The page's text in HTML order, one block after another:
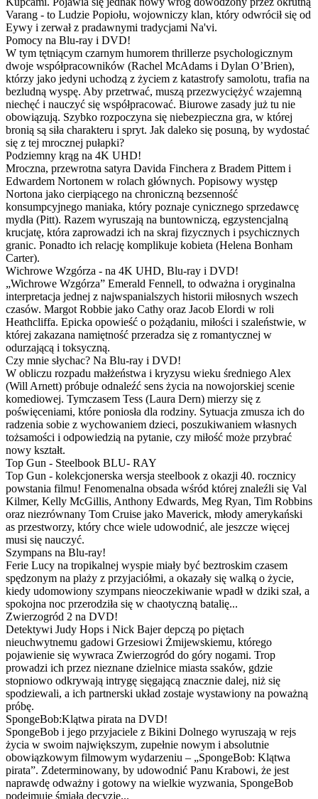
Varang - to Ludzie Popiołu, wojowniczy klan, który odwrócił się od
Eywy i zerwał z pradawnymi tradycjami Na'vi.
Pomocy na Blu-ray i DVD!
W tym tętniącym czarnym humorem thrillerze psychologicznym
dwoje współpracowników (Rachel McAdams i Dylan O’Brien),
którzy jako jedyni uchodzą z życiem z katastrofy samolotu, trafia na
bezludną wyspę. Aby przetrwać, muszą przezwyciężyć wzajemną
niechęć i nauczyć się współpracować. Biurowe zasady już tu nie
obowiązują. Szybko rozpoczyna się niebezpieczna gra, w której
bronią są siła charakteru i spryt. Jak daleko się posuną, by wydostać
się z tej mrocznej pułapki?
Podziemny krąg na 4K UHD!
Mroczna, przewrotna satyra Davida Finchera z Bradem Pittem i
Edwardem Nortonem w rolach głównych. Popisowy występ
Nortona jako cierpiącego na chroniczną bezsenność
konsumpcyjnego maniaka, który poznaje cynicznego sprzedawcę
mydła (Pitt). Razem wyruszają na buntowniczą, egzystencjalną
krucjatę, która zaprowadzi ich na skraj fizycznych i psychicznych
granic. Ponadto ich relację komplikuje kobieta (Helena Bonham
Carter).
Wichrowe Wzgórza - na 4K UHD, Blu-ray i DVD!
„Wichrowe Wzgórza” Emerald Fennell, to odważna i oryginalna
interpretacja jednej z najwspanialszych historii miłosnych wszech
czasów. Margot Robbie jako Cathy oraz Jacob Elordi w roli
Heathcliffa. Epicka opowieść o pożądaniu, miłości i szaleństwie, w
której zakazana namiętność przeradza się z romantycznej w
odurzającą i toksyczną.
Czy mnie słychac? Na Blu-ray i DVD!
W obliczu rozpadu małżeństwa i kryzysu wieku średniego Alex
(Will Arnett) próbuje odnaleźć sens życia na nowojorskiej scenie
komediowej. Tymczasem Tess (Laura Dern) mierzy się z
poświęceniami, które poniosła dla rodziny. Sytuacja zmusza ich do
radzenia sobie z wychowaniem dzieci, poszukiwaniem własnych
tożsamości i odpowiedzią na pytanie, czy miłość może przybrać
nowy kształt.
Top Gun - Steelbook BLU- RAY
Top Gun - kolekcjonerska wersja steelbook z okazji 40. rocznicy
powstania filmu! Fenomenalna obsada wśród której znaleźli się Val
Kilmer, Kelly McGillis, Anthony Edwards, Meg Ryan, Tim Robbins
oraz niezrównany Tom Cruise jako Maverick, młody amerykański
as przestworzy, który chce wiele udowodnić, ale jeszcze więcej
musi się nauczyć.
Szympans na Blu-ray!
Ferie Lucy na tropikalnej wyspie miały być beztroskim czasem
spędzonym na plaży z przyjaciółmi, a okazały się walką o życie,
kiedy udomowiony szympans nieoczekiwanie wpadł w dziki szał, a
spokojna noc przerodziła się w chaotyczną batalię...
Zwierzogród 2 na DVD!
Detektywi Judy Hops i Nick Bajer depczą po piętach
nieuchwytnemu gadowi Grzesiowi Żmijewskiemu, którego
pojawienie się wywraca Zwierzogród do góry nogami. Trop
prowadzi ich przez nieznane dzielnice miasta ssaków, gdzie
stopniowo odkrywają intrygę sięgającą znacznie dalej, niż się
spodziewali, a ich partnerski układ zostaje wystawiony na poważną
próbę.
SpongeBob:Klątwa pirata na DVD!
SpongeBob i jego przyjaciele z Bikini Dolnego wyruszają w rejs
życia w swoim największym, zupełnie nowym i absolutnie
obowiązkowym filmowym wydarzeniu – „SpongeBob: Klątwa
pirata”. Zdeterminowany, by udowodnić Panu Krabowi, że jest
naprawdę odważny i gotowy na wielkie wyzwania, SpongeBob
podejmuje śmiałą decyzję...